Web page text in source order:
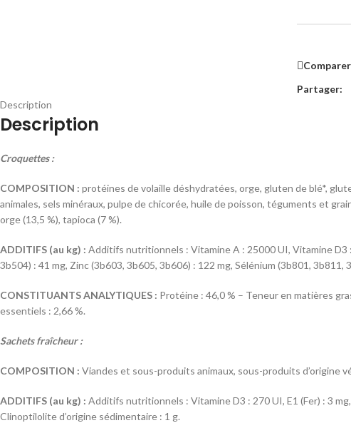
Comparer
Partager:
Description
Description
Croquettes :
COMPOSITION : protéines de volaille déshydratées, orge, gluten de blé*,
animales, sels minéraux, pulpe de chicorée, huile de poisson, téguments et
orge (13,5 %), tapioca (7 %).
ADDITIFS (au kg) : Additifs nutritionnels : Vitamine A : 25000 UI, Vitamine D3
3b504) : 41 mg, Zinc (3b603, 3b605, 3b606) : 122 mg, Sélénium (3b801,
CONSTITUANTS ANALYTIQUES : Protéine : 46,0 % – Teneur en matières
essentiels : 2,66 %.
Sachets fraîcheur :
COMPOSITION : Viandes et sous-produits animaux, sous-produits d’origine
ADDITIFS (au kg) : Additifs nutritionnels : Vitamine D3 : 270 UI, E1 (Fer) : 3
Clinoptilolite d’origine sédimentaire : 1 g.